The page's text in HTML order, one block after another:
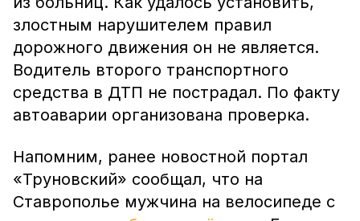
злостным нарушителем правил
дорожного движения он не является.
Водитель второго транспортного
средства в ДТП не пострадал. По факту
автоаварии организована проверка.
Напомним, ранее новостной портал
«Труновский» сообщал, что на
Ставрополье мужчина на велосипеде с